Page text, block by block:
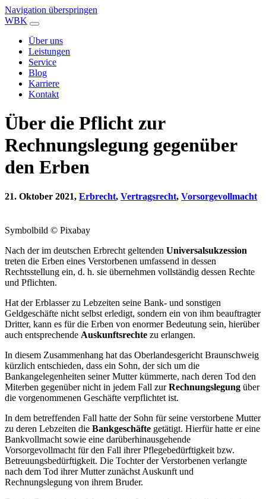
Navigation überspringen
WBK
Über uns
Leistungen
Service
Blog
Karriere
Kontakt
Über die Pflicht zur
Rechnungslegung gegenüber
den Erben
21. Oktober 2021, Erbrecht, Vertragsrecht, Vorsorgevollmacht
Symbolbild © Pixabay
Nach der im deutschen Erbrecht geltenden Universalsukzession
treten die Erben eines Verstorbenen umfassend in dessen
Rechtsstellung ein, d. h. sie übernehmen vollständig dessen Rechte
und Pflichten.
Hat der Erblasser zu Lebzeiten seine Bank- und sonstigen
Geldgeschäfte nicht selbst erledigt, sondern ein von ihm beauftragter
Dritter, kann es für die Erben von enormer Bedeutung sein, hierüber
auch entsprechende Auskunftsrechte zu erlangen.
In diesem Zusammenhang hat das Oberlandesgericht Braunschweig
kürzlich entschieden, dass ein Sohn, der sich um die
Bankangelegenheiten seiner Mutter kümmerte, nach deren Tod den
Miterben gegenüber nicht in jedem Fall zurRechnungslegung über
die vorgenommenen Geschäfte verpflichtet ist.
In dem betreffenden Fall hatte der Sohn für seine verstorbene Mutter
zu deren Lebzeiten die Bankgeschäfte getätigt. Hierfür hatte er eine
Bankvollmacht sowie eine darüberhinausgehende
Vorsorgevollmacht für den Fall ihrer Pflegebedürftigkeit bzw.
Betreuungsbedürftigkeit. Die Tochter der Verstorbenen verlangte
nach dem Tod ihrer Mutter zunächst Auskunft und
Rechnungslegung von ihrem Bruder.